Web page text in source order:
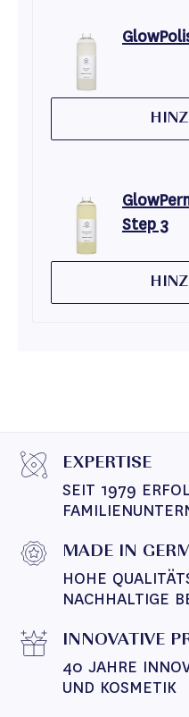
Step 3
EXPERTISE
SEIT 1979
MADE IN
HOHE
NACHHALTIGE
INNOVATIVE
40 JAHRE
UND KOSMETIK